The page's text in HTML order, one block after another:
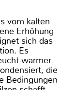
vom kalten
Erhöhung
sich das
Es
warmer
die
Bedingungen